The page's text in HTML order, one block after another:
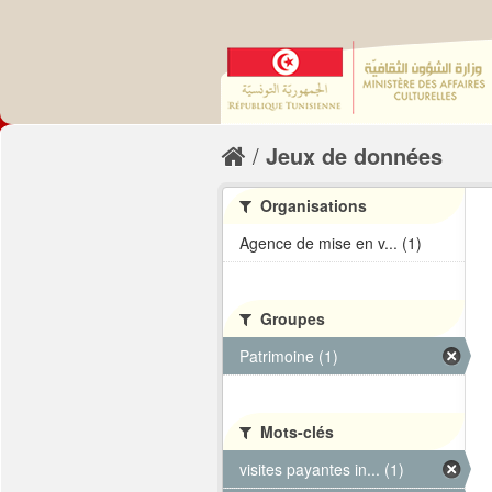
Jeux de données
Organisations
Agence de mise en v... (1)
Groupes
Patrimoine (1)
Mots-clés
visites payantes in... (1)